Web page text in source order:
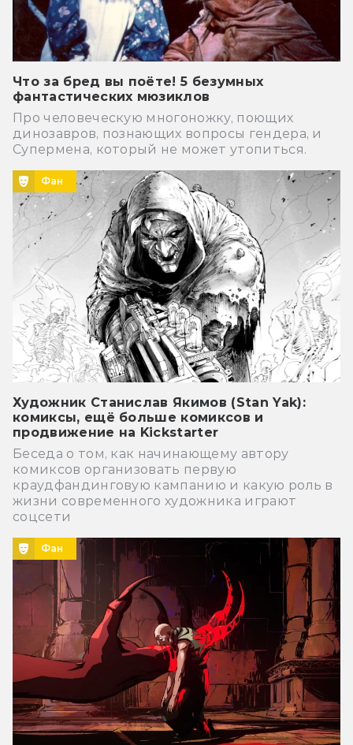
Что за бред вы поёте! 5 безумных
фантастических мюзиклов
Про человеческую многоножку, поющих
динозавров, познающих вопросы гендера, и
Супермена, который не может утопиться.
Фан
Художник Станислав Якимов (Stan Yak):
комиксы, ещё больше комиксов и
продвижение на Kickstarter
Беседа о том, как начинающему автору
комиксов организовать первую
краудфандинговую кампанию и какую роль в
жизни современного художника играют
соцсети
Фан